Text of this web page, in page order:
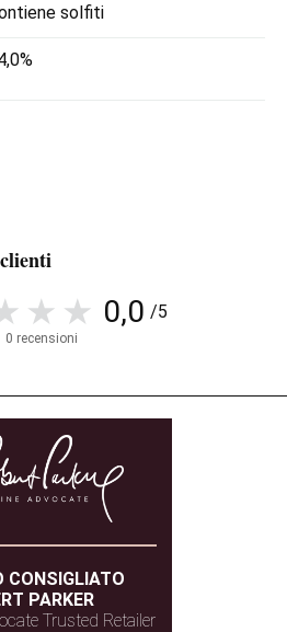
solfiti
0,0 /5
0 recensioni
CONSIGLIATO
PARKER
Trusted Retailer